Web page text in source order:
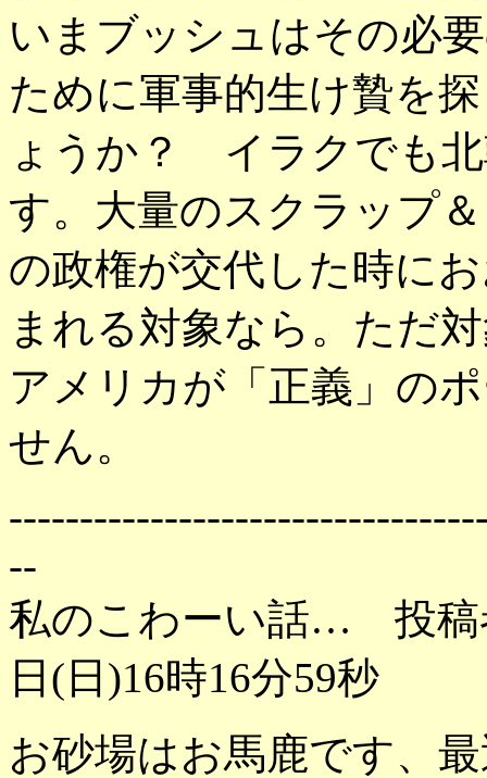
いまブッシュはその必
ために軍事的生け贄を
ょうか？ イラクでも
す。大量のスクラップ
の政権が交代した時に
まれる対象なら。ただ
アメリカが「正義」の
せん。
--
私のこわーい話… 投稿
日(日)16時16分59秒
お砂場はお馬鹿です、